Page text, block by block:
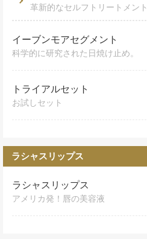
革新的なセルフトリートメント
イーブンモアセグメント
科学的に研究された日焼け止め。
トライアルセット
お試しセット
ラシャスリップス
ラシャスリップス
アメリカ発！唇の美容液